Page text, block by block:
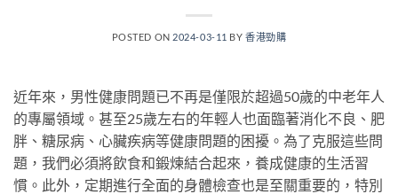
POSTED ON 2024-03-11 BY香港勁購
近年來，男性健康問題已不再是僅限於超過50歲的中老年人
的專屬領域。甚至25歲左右的年輕人也面臨著消化不良、肥
胖、糖尿病、心臟疾病等健康問題的困擾。為了克服這些問
題，我們必須將飲食和鍛煉結合起來，養成健康的生活習
慣。此外，定期進行全面的身體檢查也是至關重要的，特別